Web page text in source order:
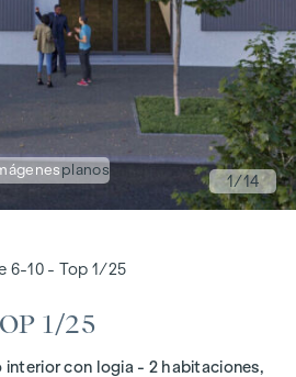
planos
1/14
6-10 - Top 1/25
1/25
interior con logia - 2 habitaciones,